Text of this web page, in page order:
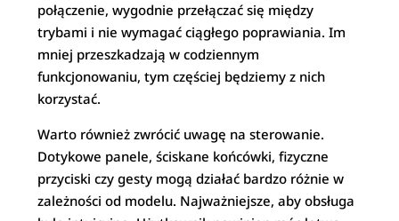
połączenie, wygodnie przełączać się między
trybami i nie wymagać ciągłego poprawiania. Im
mniej przeszkadzają w codziennym
funkcjonowaniu, tym częściej będziemy z nich
korzystać.
Warto również zwrócić uwagę na sterowanie.
Dotykowe panele, ściskane końcówki, fizyczne
przyciski czy gesty mogą działać bardzo różnie w
zależności od modelu. Najważniejsze, aby obsługa